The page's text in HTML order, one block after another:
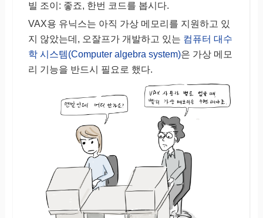
빌 조이: 좋죠, 한번 코드를 봅시다.
VAX용 유닉스는 아직 가상 메모리를 지원하고 있
지 않았는데, 오잘프가 개발하고 있는 컴퓨터 대수
학 시스템(Computer algebra system)은 가상 메모
리 기능을 반드시 필요로 했다.